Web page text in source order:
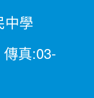
中學
真:03-